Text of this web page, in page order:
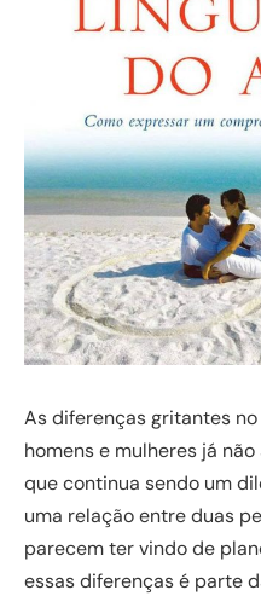
As diferenças gritantes
homens e mulheres já
que continua sendo um
uma relação entre duas
parecem ter vindo de
essas diferenças é parte